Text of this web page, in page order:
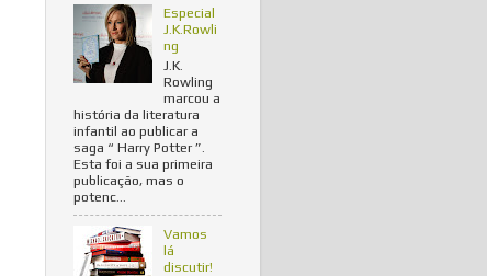
Especial
J.K.Rowli
ng
J.K.
Rowling
marcou a
história da literatura
infantil ao publicar a
saga “ Harry Potter ”.
Esta foi a sua primeira
publicação, mas o
potenc...
Vamos
lá
discutir!